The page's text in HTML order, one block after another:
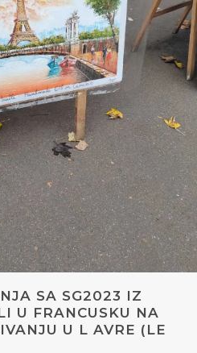
SA SG2023 IZ
U FRANCUSKU NA
U L AVRE (LE